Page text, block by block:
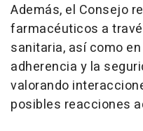
Además, el Consejo
farmacéuticos a
sanitaria, así como
adherencia y la
valorando
posibles reacciones